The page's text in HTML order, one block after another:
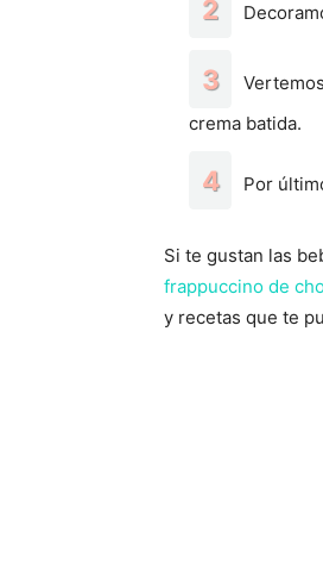
crema batida.
Por
Si te gustan las
frappuccino de
y recetas que te